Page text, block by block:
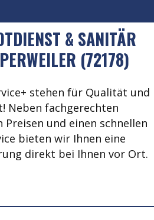
& SANITÄR
(72178)
stehen für Qualität und
Neben fachgerechten
und einen schnellen
bieten wir Ihnen eine
direkt bei Ihnen vor Ort.